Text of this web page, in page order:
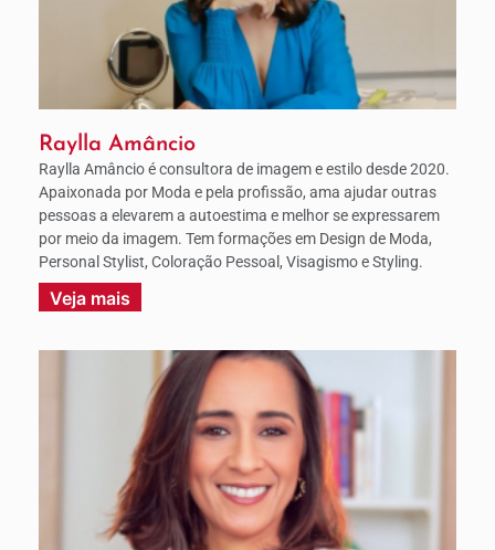
Raylla Amâncio
Raylla Amâncio é consultora de imagem e estilo desde 2020.
Apaixonada por Moda e pela profissão, ama ajudar outras
pessoas a elevarem a autoestima e melhor se expressarem
por meio da imagem. Tem formações em Design de Moda,
Personal Stylist, Coloração Pessoal, Visagismo e Styling.
Veja mais